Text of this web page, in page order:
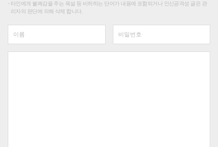
타인에게 불쾌감을 주는 욕설 등 비하하는 단어가 내용에 포함되거나 인신공격성 글은 관
리자의 판단에 의해 삭제 합니다.